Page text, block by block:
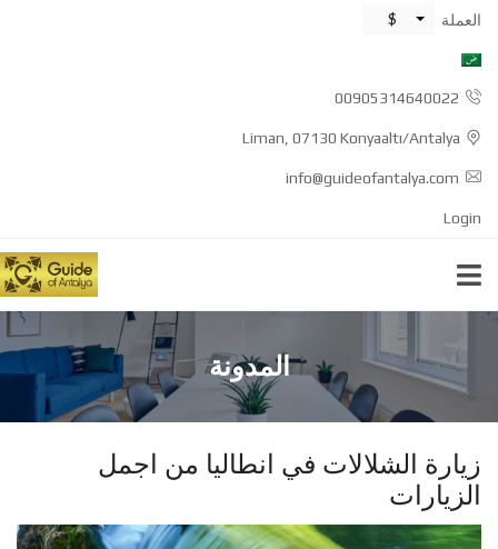
العملة $
00905314640022
Liman, 07130 Konyaaltı/Antalya
info@guideofantalya.com
Login
المدونة
زيارة الشلالات في انطاليا من اجمل
الزيارات